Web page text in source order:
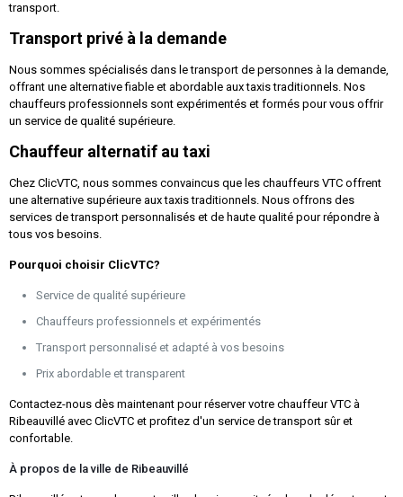
transport.
Transport privé à la demande
Nous sommes spécialisés dans le transport de personnes à la demande,
offrant une alternative fiable et abordable aux taxis traditionnels. Nos
chauffeurs professionnels sont expérimentés et formés pour vous offrir
un service de qualité supérieure.
Chauffeur alternatif au taxi
Chez ClicVTC, nous sommes convaincus que les chauffeurs VTC offrent
une alternative supérieure aux taxis traditionnels. Nous offrons des
services de transport personnalisés et de haute qualité pour répondre à
tous vos besoins.
Pourquoi choisir ClicVTC?
Service de qualité supérieure
Chauffeurs professionnels et expérimentés
Transport personnalisé et adapté à vos besoins
Prix abordable et transparent
Contactez-nous dès maintenant pour réserver votre chauffeur VTC à
Ribeauvillé avec ClicVTC et profitez d'un service de transport sûr et
confortable.
À propos de la ville de Ribeauvillé